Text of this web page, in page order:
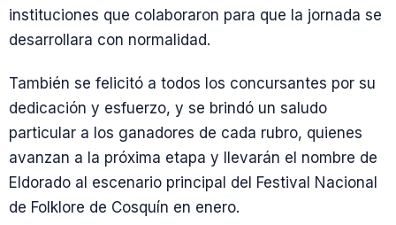
instituciones que colaboraron para que la jornada se
desarrollara con normalidad.
También se felicitó a todos los concursantes por su
dedicación y esfuerzo, y se brindó un saludo
particular a los ganadores de cada rubro, quienes
avanzan a la próxima etapa y llevarán el nombre de
Eldorado al escenario principal del Festival Nacional
de Folklore de Cosquín en enero.